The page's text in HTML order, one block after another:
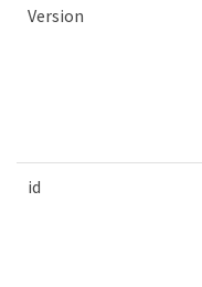
Version
id